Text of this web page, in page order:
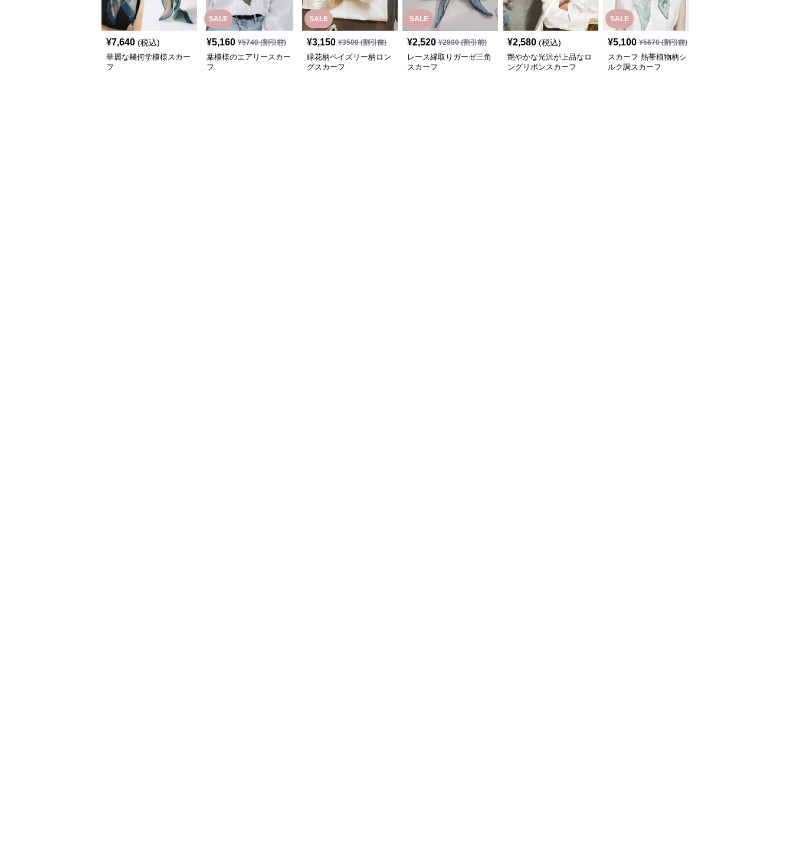
¥7,640 (税込)
華麗な幾何学模様スカー
フ
SALE
¥5,160 ¥5740(割引前)
葉模様のエアリースカー
フ
SALE
¥3,150 ¥3500(割引前)
緑花柄ペイズリー柄ロン
グスカーフ
SALE
¥2,520 ¥2800(割引前)
レース縁取りガーゼ三角
スカーフ
¥2,580 (税込)
艶やかな光沢が上品なロ
ングリボンスカーフ
SALE
¥5,100 ¥5670(割引前)
スカーフ 熱帯植物柄シ
ルク調スカーフ